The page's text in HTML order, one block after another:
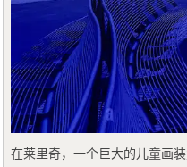
在莱里奇，一个巨大的儿童画